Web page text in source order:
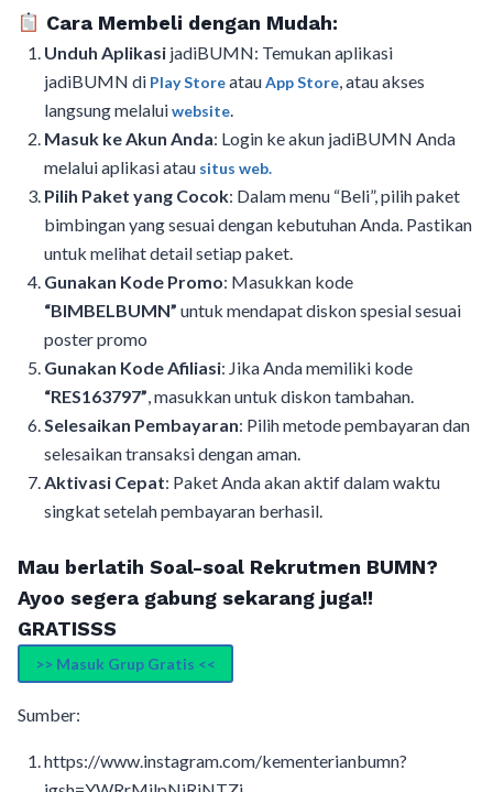
Cara Membeli dengan Mudah:
Unduh Aplikasi jadiBUMN: Temukan aplikasi
jadiBUMN di Play StoreatauApp Store, atau akses
langsung melaluiwebsite.
Masuk ke Akun Anda: Login ke akun jadiBUMN Anda
melalui aplikasi atau situs web.
Pilih Paket yang Cocok: Dalam menu “Beli”, pilih paket
bimbingan yang sesuai dengan kebutuhan Anda. Pastikan
untuk melihat detail setiap paket.
Gunakan Kode Promo: Masukkan kode
“BIMBELBUMN” untuk mendapat diskon spesial sesuai
poster promo
Gunakan Kode Afiliasi: Jika Anda memiliki kode
“RES163797”, masukkan untuk diskon tambahan.
Selesaikan Pembayaran: Pilih metode pembayaran dan
selesaikan transaksi dengan aman.
Aktivasi Cepat: Paket Anda akan aktif dalam waktu
singkat setelah pembayaran berhasil.
Mau berlatih Soal-soal Rekrutmen BUMN?
Ayoo segera gabung sekarang juga!!
GRATISSS
>> Masuk Grup Gratis <<
Sumber:
https://www.instagram.com/kementerianbumn?